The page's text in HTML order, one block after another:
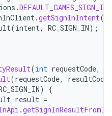
.DEFAULT_GAMES_SIGN_IN
.getSignInIntent
(intent, RC_SIGN_IN);
(int requestCode,
(requestCode, resultCode
)
{
result =
.